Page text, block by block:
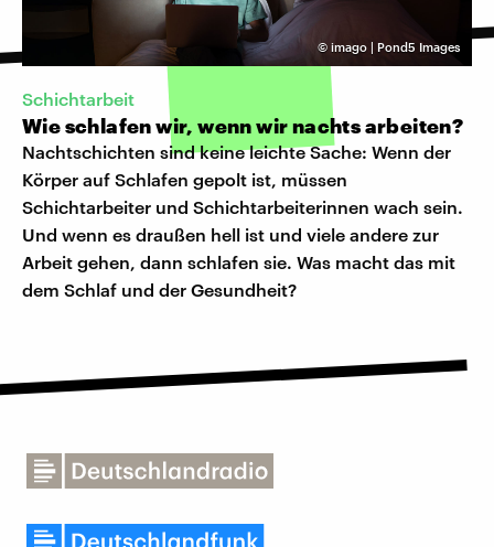
© imago | Pond5 Images
Schichtarbeit
Wie schlafen wir, wenn wir nachts arbeiten?
Nachtschichten sind keine leichte Sache: Wenn der
Körper auf Schlafen gepolt ist, müssen
Schichtarbeiter und Schichtarbeiterinnen wach sein.
Und wenn es draußen hell ist und viele andere zur
Arbeit gehen, dann schlafen sie. Was macht das mit
dem Schlaf und der Gesundheit?